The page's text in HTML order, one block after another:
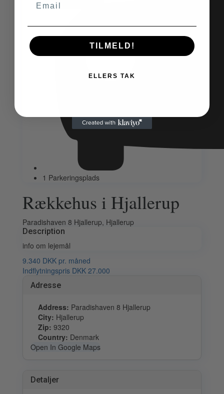
1 Parkeringsplads
Rækkehus i Hjallerup
Paradishaven 8 Hjallerup, Hjallerup
Description
info om lejemål
9.340 DKK pr. måned
Indflytningspris DKK 27.000
Adresse
Address: Paradishaven 8 Hjallerup
City: Hjallerup
Zip: 9320
Country: Denmark
Open In Google Maps
Detaljer
TILMELD!
ELLERS TAK